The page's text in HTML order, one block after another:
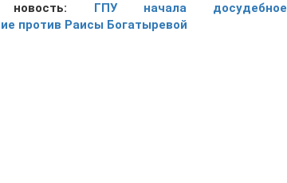
новость:
ГПУ начала досудебное
против Раисы Богатыревой